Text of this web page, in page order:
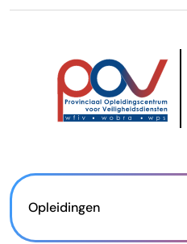
Opleidingen